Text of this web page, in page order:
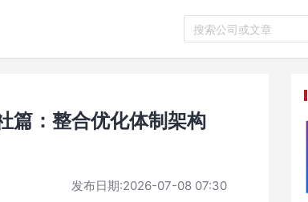
搜索公司或文章
篇：整合优化体制架构
发布日期:2026-07-08 07:30